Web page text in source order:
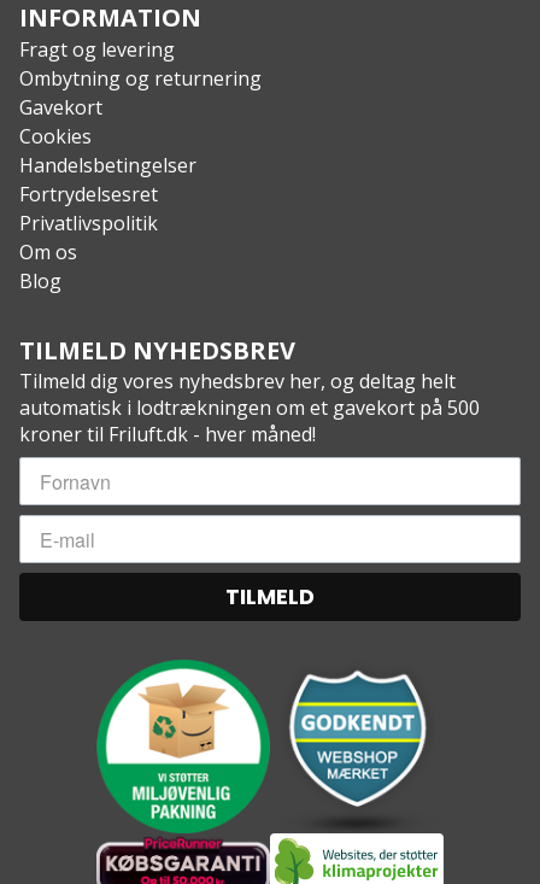
INFORMATION
Fragt og levering
Ombytning og returnering
Gavekort
Cookies
Handelsbetingelser
Fortrydelsesret
Privatlivspolitik
Om os
Blog
TILMELD NYHEDSBREV
Tilmeld dig vores nyhedsbrev her, og deltag helt
automatisk i lodtrækningen om et gavekort på 500
kroner til Friluft.dk - hver måned!
TILMELD